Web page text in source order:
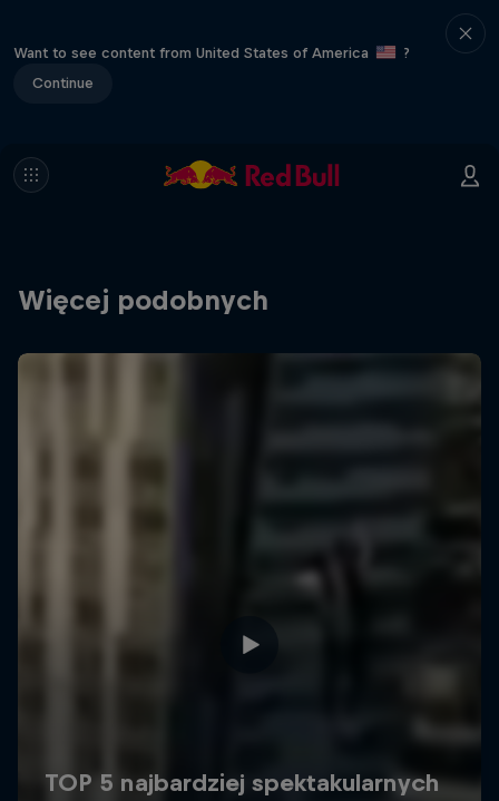
Want to see content from United States of America
?
Continue
Więcej podobnych